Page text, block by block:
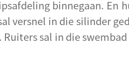
binnegaan. En
versnel in die silinder
sal in die